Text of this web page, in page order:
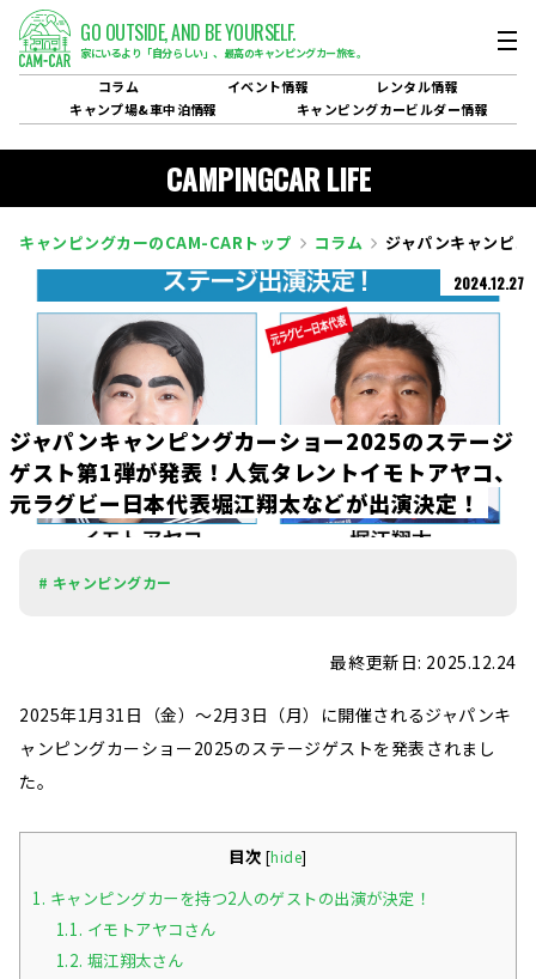
GO OUTSIDE,AND BE YOURSELF.
家にいるより「自分らしい」、 最高のキャンピングカー旅を。
コラム イベント情報 レンタル情報
キャンプ場&車中泊情報 キャンピングカービルダー情報
CAMPINGCAR LIFE
キャンピングカーのCAM-CARトップ コラム ジャパンキャンピ
2024.12.27
ジャパンキャンピングカーショー2025のステージ
ゲス ト第1弾が発表 ！ 人気タレン トイモ トアヤコ、
元ラグビー日本代表堀江翔太などが出演決定 ！
# キャンピングカー
最終更新日: 2025.12.24
2025年1月31日（金）～2月3日（月）に開催されるジャパンキ
ャンピングカーショー2025のステージゲストを発表されまし
た。
目次 [hide]
1. キャンピングカーを持つ2人のゲストの出演が決定！
1.1. イモトアヤコさん
1.2. 堀江翔太さん